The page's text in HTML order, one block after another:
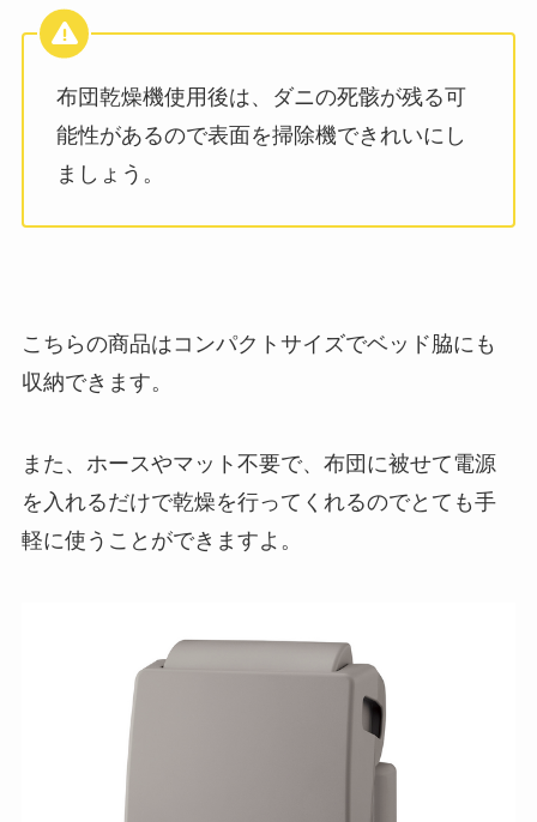
布団乾燥機使用後は、ダニの死骸が残る可
能性があるので表面を掃除機できれいにし
ましょう。
こちらの商品はコンパクトサイズでベッド脇にも
収納できます。
また、ホースやマット不要で、布団に被せて電源
を入れるだけで乾燥を行ってくれるのでとても手
軽に使うことができますよ。